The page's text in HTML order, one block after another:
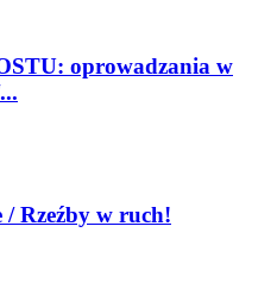
oprowadzania w
/ Rzeźby w ruch!